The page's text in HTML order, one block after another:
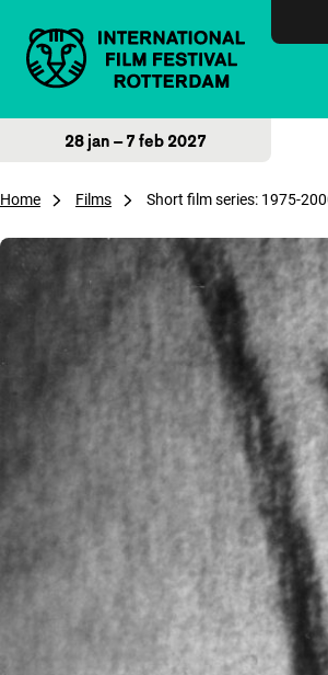
28 jan – 7 feb 2027
Home Films Short film series: 1975-